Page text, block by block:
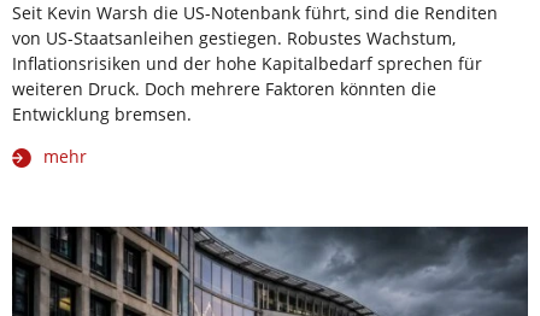
Seit Kevin Warsh die US-Notenbank führt, sind die Renditen
von US-Staatsanleihen gestiegen. Robustes Wachstum,
Inflationsrisiken und der hohe Kapitalbedarf sprechen für
weiteren Druck. Doch mehrere Faktoren könnten die
Entwicklung bremsen.
mehr